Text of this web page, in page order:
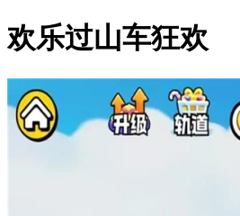
欢乐过山车狂欢